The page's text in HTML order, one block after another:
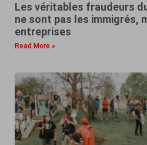
Les véritables fraudeurs
ne sont pas les immigrés,
entreprises
Read More »